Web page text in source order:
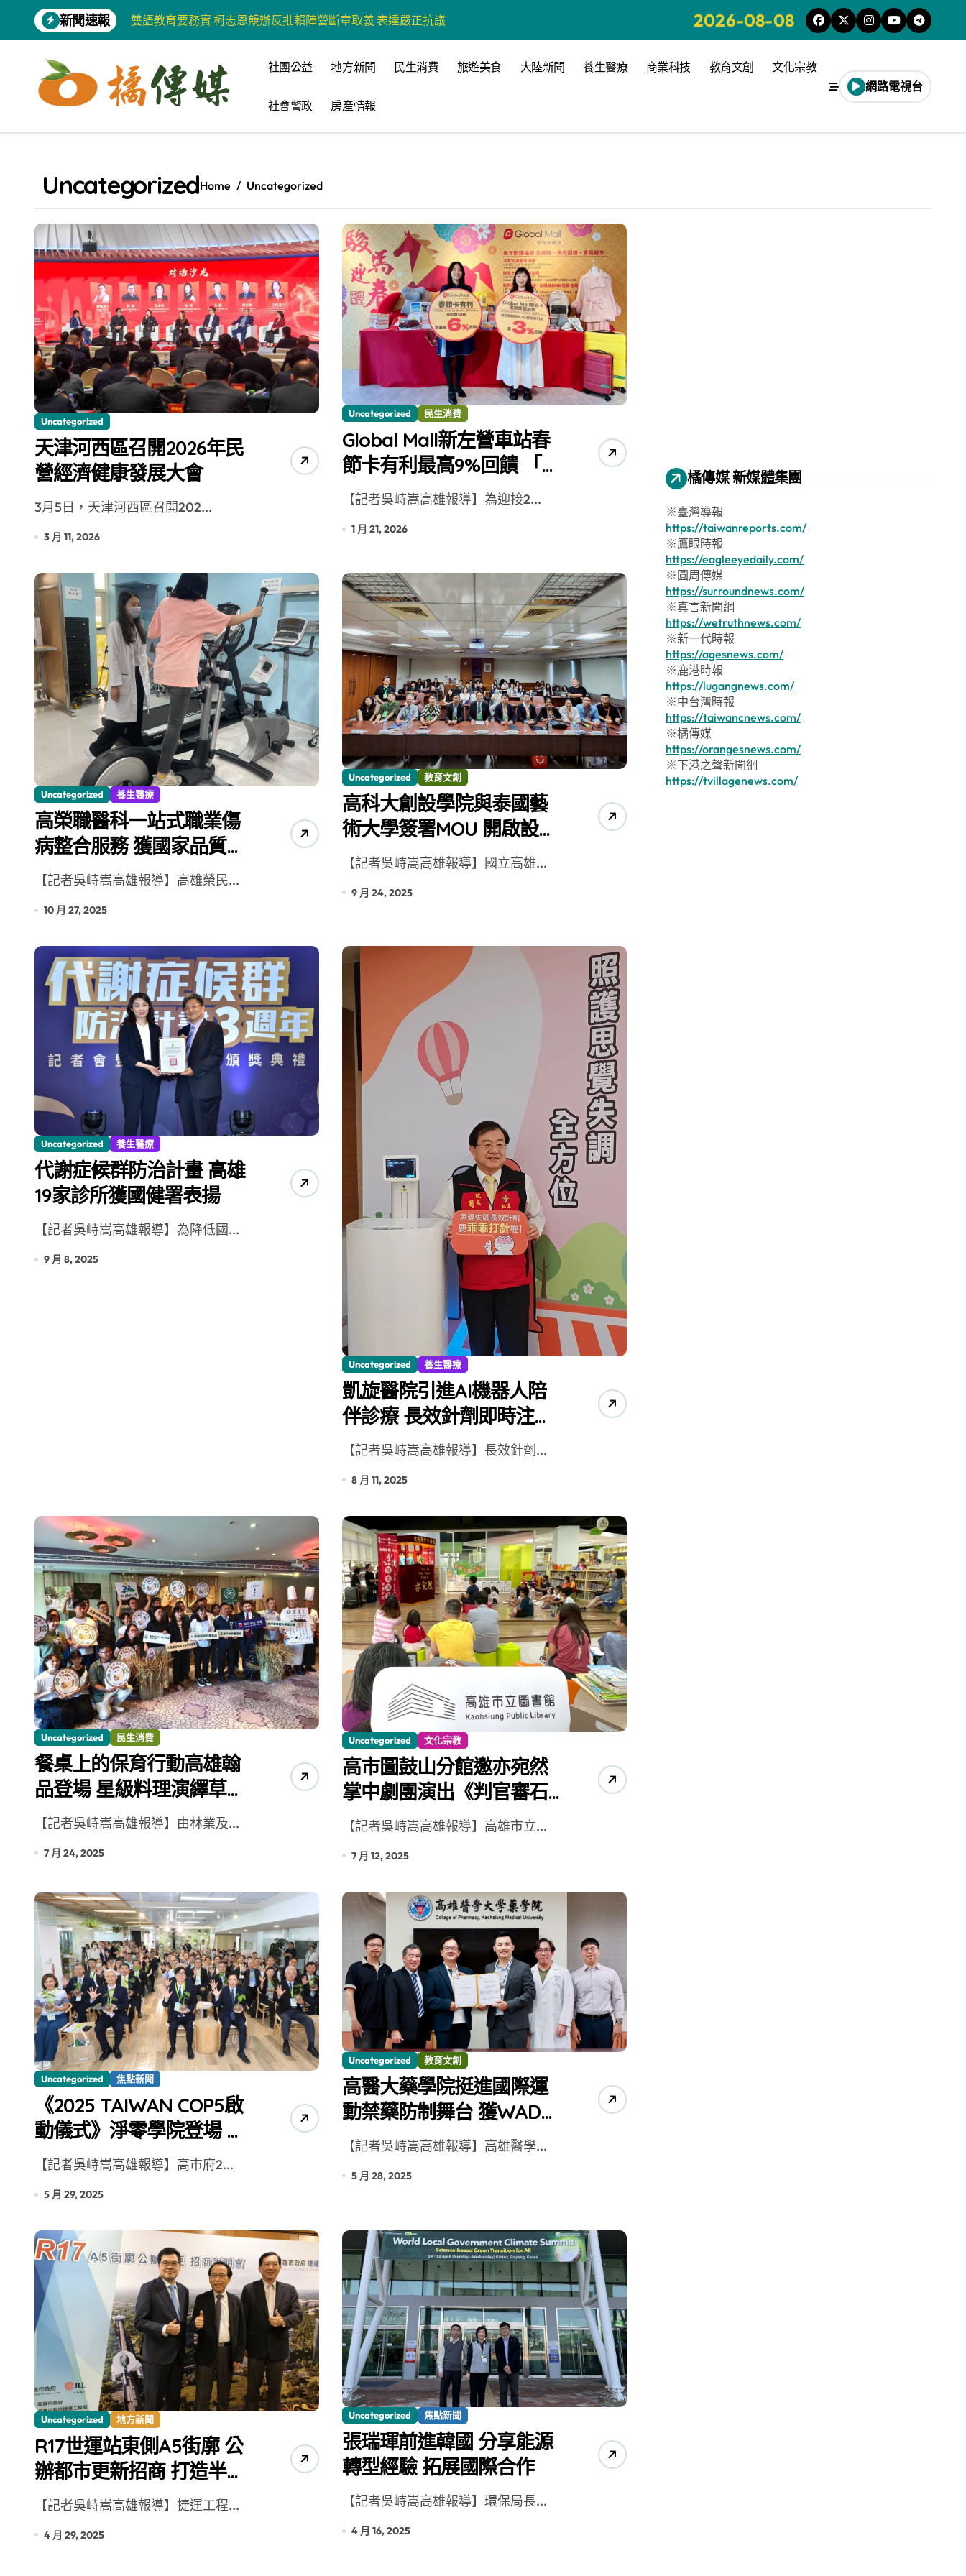
content
新聞速報
雙語教育要務實 柯志恩競辦反批賴陣營斷章取義 表達嚴正抗議
【第十四屆海峽青年薈】兩岸青年福州體驗水上運動
柯志恩競選網站正式上線 打造數位選戰新平台 公開五大亮點
兩岸青年齊聚福州共話農文旅融合發展
爭取原住民選票 柯志恩提原民5大政策 打造城鄉共好高雄
雅安 天府之肺裡的安逸密碼 一座被時光偏愛的巴適小城
港都文藝學會首辦蓮池潭文學營 支持高雄文學再出發
高科大機電系與日本愛媛大學跨校合作 並感謝世豐螺絲捐助獎學金
《讀者》8月號新聞焦點 【錦瑟】
【第十四屆海峽青年薈】青春交流聚同心 攜手融合共奮進
2026-08-08
社團公益 地方新聞 民生消費 旅遊美食 大陸新聞 養生醫療 商業科技 教育文創 文化宗教
社會警政 房產情報
網路電視台
UncategorizedHome Uncategorized
Uncategorized
天津河西區召開2026年民
營經濟健康發展大會
3月5日，天津河西區召開202...
3 月 11, 2026
Uncategorized 民生消費
Global Mall新左營車站春
節卡有利最高9%回饋 「馬
吉福袋」抽百萬名車
【記者吳峙嵩高雄報導】為迎接2...
1 月 21, 2026
Uncategorized 養生醫療
高榮職醫科一站式職業傷
病整合服務 獲國家品質標
章（SNQ）
【記者吳峙嵩高雄報導】高雄榮民...
10 月 27, 2025
Uncategorized 教育文創
高科大創設學院與泰國藝
術大學簽署MOU 開啟設計
教育與文化交流新頁
【記者吳峙嵩高雄報導】國立高雄...
9 月 24, 2025
Uncategorized 養生醫療
代謝症候群防治計畫 高雄
19家診所獲國健署表揚
【記者吳峙嵩高雄報導】為降低國...
9 月 8, 2025
Uncategorized 養生醫療
凱旋醫院引進AI機器人陪
伴診療 長效針劑即時注射
率提升100%
【記者吳峙嵩高雄報導】長效針劑...
8 月 11, 2025
Uncategorized 民生消費
餐桌上的保育行動高雄翰
品登場 星級料理演繹草鴞
故事【記者吳峙嵩高雄報導】由林業及...
7 月 24, 2025
Uncategorized 文化宗教
高市圖鼓山分館邀亦宛然
掌中劇團演出《判官審石
頭》 書房逗陣來看戲
【記者吳峙嵩高雄報導】高雄市立...
7 月 12, 2025
Uncategorized 焦點新聞
《2025 TAIWAN COP5啟
動儀式》淨零學院登場 五
大行動落實減碳新目標
【記者吳峙嵩高雄報導】高市府2...
5 月 29, 2025
Uncategorized 教育文創
高醫大藥學院挺進國際運
動禁藥防制舞台 獲WADA
補助台灣首件研究案
【記者吳峙嵩高雄報導】高雄醫學...
5 月 28, 2025
Uncategorized 地方新聞
R17世運站東側A5街廓 公
辦都市更新招商 打造半導
體A辦園區
【記者吳峙嵩高雄報導】捷運工程...
4 月 29, 2025
Uncategorized 焦點新聞
張瑞琿前進韓國 分享能源
轉型經驗 拓展國際合作
【記者吳峙嵩高雄報導】環保局長...
4 月 16, 2025
橘傳媒 新媒體集團
※臺灣導報
https://taiwanreports.com/
※鷹眼時報
https://eagleeyedaily.com/
※圓周傳媒
https://surroundnews.com/
※真言新聞網
https://wetruthnews.com/
※新一代時報
https://agesnews.com/
※鹿港時報
https://lugangnews.com/
※中台灣時報
https://taiwancnews.com/
※橘傳媒
https://orangesnews.com/
※下港之聲新聞網
https://tvillagenews.com/